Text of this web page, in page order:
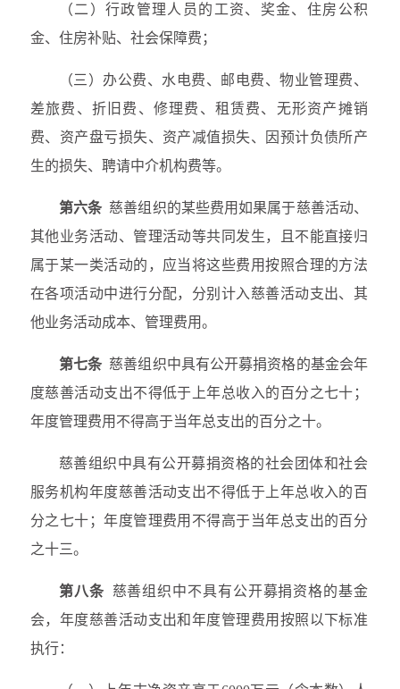
（二）行政管理人员的工资、奖金、住房公积
金、住房补贴、社会保障费；
（三）办公费、水电费、邮电费、物业管理费、
差旅费、折旧费、修理费、租赁费、无形资产摊销
费、资产盘亏损失、资产减值损失、因预计负债所产
生的损失、聘请中介机构费等。
第六条 慈善组织的某些费用如果属于慈善活动、
其他业务活动、管理活动等共同发生，且不能直接归
属于某一类活动的，应当将这些费用按照合理的方法
在各项活动中进行分配，分别计入慈善活动支出、其
他业务活动成本、管理费用。
第七条 慈善组织中具有公开募捐资格的基金会年
度慈善活动支出不得低于上年总收入的百分之七十；
年度管理费用不得高于当年总支出的百分之十。
慈善组织中具有公开募捐资格的社会团体和社会
服务机构年度慈善活动支出不得低于上年总收入的百
分之七十；年度管理费用不得高于当年总支出的百分
之十三。
第八条 慈善组织中不具有公开募捐资格的基金
会，年度慈善活动支出和年度管理费用按照以下标准
执行：